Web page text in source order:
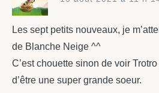
Les sept petits nouveaux, je
de Blanche Neige ^^
C’est chouette sinon de voir
d’être une super grande soeur.